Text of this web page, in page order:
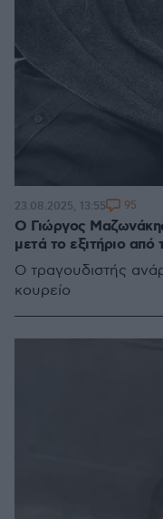
Ο Γιώργος
μετά το εξιτήριο από
Ο τραγουδιστής
κουρείο
23.08.2025, 13:55 95